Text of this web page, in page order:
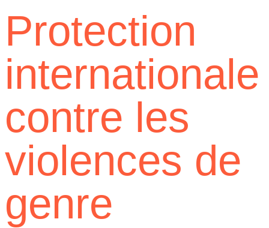
Protection
internationale
contre les
violences de
genre